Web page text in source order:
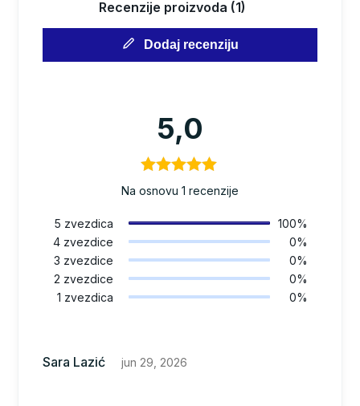
Recenzije proizvoda (1)
Dodaj recenziju
5,0
Na osnovu 1 recenzije
5 zvezdica
100%
4 zvezdice
0%
3 zvezdice
0%
2 zvezdice
0%
1 zvezdica
0%
Sara Lazić jun 29, 2026